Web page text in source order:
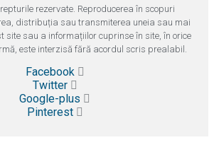
rezervate. Reproducerea în scopuri
distribuția sau transmiterea uneia sau mai
site sau a informațiilor cuprinse în site, în orice
este interzisă fără acordul scris prealabil.
Facebook
Twitter
Google-plus
Pinterest